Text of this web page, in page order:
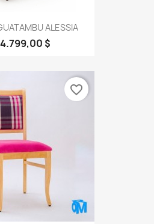
ALESSIA
$
favorite_border